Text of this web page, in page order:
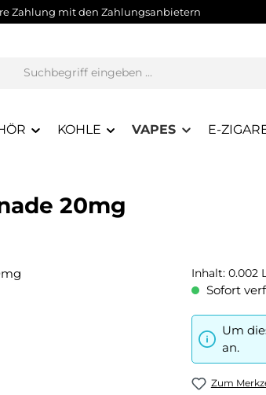
Zahlung mit den Zahlungsanbietern
KOHLE VAPES E-
20mg
Inhalt: 0.002
Sofort
Um
an.
Zum